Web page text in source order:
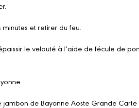
et retirer du feu.
le velouté à l’aide de fécule de
:
jambon de Bayonne Aoste Grande Carte